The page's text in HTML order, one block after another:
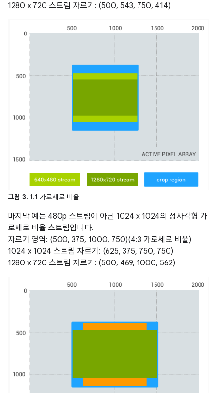
1280 x 720 스트림 자르기: (500, 543, 750, 414)
그림 3. 1:1 가로세로 비율
마지막 예는 480p 스트림이 아닌 1024 x 1024의 정사각형 가
로세로 비율 스트림입니다.
자르기 영역: (500, 375, 1000, 750)(4:3 가로세로 비율)
1024 x 1024 스트림 자르기: (625, 375, 750, 750)
1280 x 720 스트림 자르기: (500, 469, 1000, 562)